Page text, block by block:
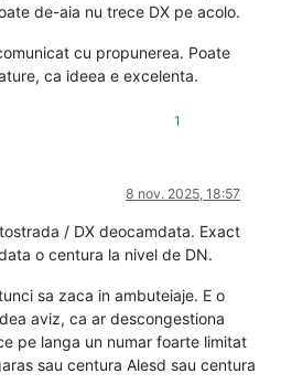
de-aia nu trece DX pe acolo.
cu propunerea. Poate
ca ideea e excelenta.
1
8 nov. 2025, 18:57
/ DX deocamdata. Exact
o centura la nivel de DN.
sa zaca in ambuteiaje. E o
aviz, ca ar descongestiona
pe langa un numar foarte limitat
sau centura Alesd sau centura